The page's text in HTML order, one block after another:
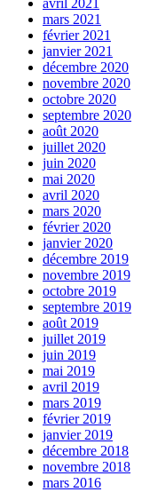
avril 2021
mars 2021
février 2021
janvier 2021
décembre 2020
novembre 2020
octobre 2020
septembre 2020
août 2020
juillet 2020
juin 2020
mai 2020
avril 2020
mars 2020
février 2020
janvier 2020
décembre 2019
novembre 2019
octobre 2019
septembre 2019
août 2019
juillet 2019
juin 2019
mai 2019
avril 2019
mars 2019
février 2019
janvier 2019
décembre 2018
novembre 2018
mars 2016